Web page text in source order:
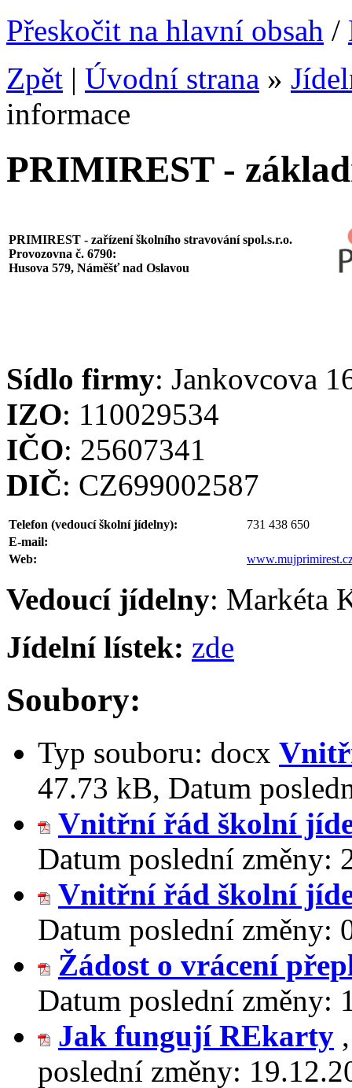
Přeskočit na hlavní obsah /
Zpět | Úvodní strana »
informace
PRIMIREST -
PRIMIREST - zařízení školního stravování spol.s.r.o.
Provozovna č. 6790:
Husova 579, Náměšť nad Oslavou
Sídlo firmy: Jankovcova
IZO: 110029534
IČO: 25607341
DIČ: CZ699002587
Telefon (vedoucí školní jídelny):
731 438 650
E-mail:
Web:
Vedoucí jídelny: Markéta
Jídelní lístek: zde
Soubory:
Typ souboru: docx
47.73 kB, Datum
Vnitřní řád školní
Datum poslední změny:
Vnitřní řád školní
Datum poslední změny:
Žádost o vrácení
Datum poslední změny:
Jak fungují REkarty
poslední změny: